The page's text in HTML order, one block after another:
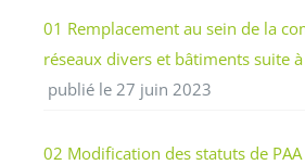
01 Remplacement au sein de la
réseaux divers et bâtiments suite
publié le 27 juin 2023
02 Modification des statuts de